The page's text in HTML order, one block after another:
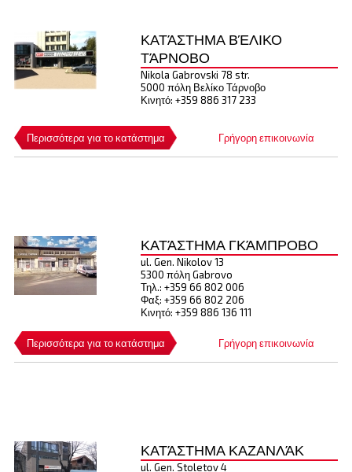
Περισσότερα για το κατάστημα Γρήγορη επικοινωνία
ΚΑΤΆΣΤΗΜΑ ΒΈΛΙΚΟ
ΤΆΡΝΟΒΟ
Nikola Gabrovski 78 str.
5000 πόλη Βελίκο Τάρνοβο
Κινητό: +359 886 317 233
Περισσότερα για το κατάστημα Γρήγορη επικοινωνία
ΚΑΤΆΣΤΗΜΑ ΓΚΆΜΠΡΟΒΟ
ul. Gen. Nikolov 13
5300 πόλη Gabrovo
Τηλ.: +359 66 802 006
Φαξ: +359 66 802 206
Κινητό: +359 886 136 111
ΚΑΤΆΣΤΗΜΑ ΚΑΖΑΝΛΆΚ
ul. Gen. Stoletov 4